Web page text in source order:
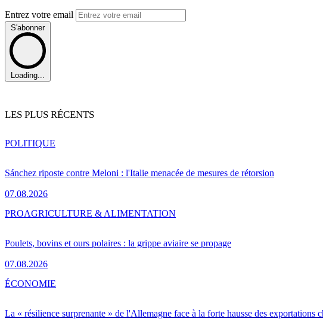
Entrez votre email
S'abonner
Loading...
LES PLUS RÉCENTS
Sánchez riposte contre Meloni : l'Italie menacée de mesures de rétorsion
07.08.2026
POLITIQUE
Poulets, bovins et ours polaires : la grippe aviaire se propage
07.08.2026
PROAGRICULTURE & ALIMENTATION
La « résilience surprenante » de l'Allemagne face à la forte hausse des exportations
ÉCONOMIE